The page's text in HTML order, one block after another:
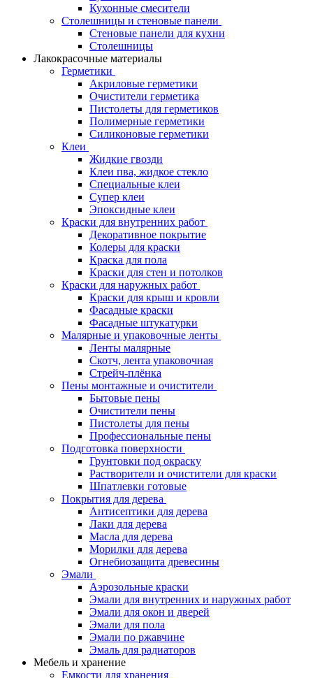
Кухонные смесители
Столешницы и стеновые панели
Стеновые панели для кухни
Столешницы
Лакокрасочные материалы
Герметики
Акриловые герметики
Очистители герметика
Пистолеты для герметиков
Полимерные герметики
Силиконовые герметики
Клеи
Жидкие гвозди
Клеи пва, жидкое стекло
Специальные клеи
Супер клеи
Эпоксидные клеи
Краски для внутренних работ
Декоративное покрытие
Колеры для краски
Краска для пола
Краски для стен и потолков
Краски для наружных работ
Краски для крыш и кровли
Фасадные краски
Фасадные штукатурки
Малярные и упаковочные ленты
Ленты малярные
Скотч, лента упаковочная
Стрейч-плёнка
Пены монтажные и очистители
Бытовые пены
Очистители пены
Пистолеты для пены
Профессиональные пены
Подготовка поверхности
Грунтовки под окраску
Растворители и очистители для краски
Шпатлевки готовые
Покрытия для дерева
Антисептики для дерева
Лаки для дерева
Масла для дерева
Морилки для дерева
Огнебиозащита древесины
Эмали
Аэрозольные краски
Эмали для внутренних и наружных работ
Эмали для окон и дверей
Эмали для пола
Эмали по ржавчине
Эмаль для радиаторов
Мебель и хранение
Емкости для хранения